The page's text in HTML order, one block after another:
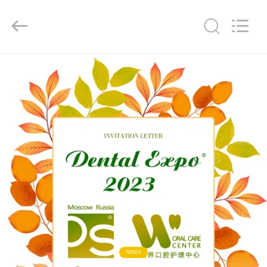
PRODUK
VIDEO
TENTANG
KAMI
TUR
PABRIK
CARE
CENTER.
NEWS